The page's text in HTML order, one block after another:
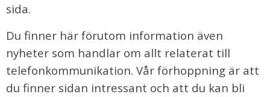
sida.
Du finner här förutom information även
nyheter som handlar om allt relaterat till
telefonkommunikation. Vår förhoppning är att
du finner sidan intressant och att du kan bli